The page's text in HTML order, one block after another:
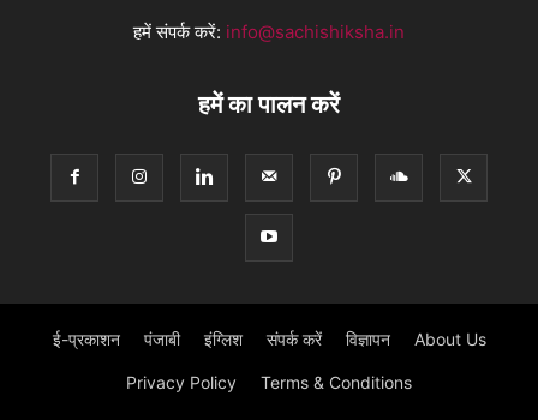
हमें संपर्क करें: info@sachishiksha.in
हमें का पालन करें
ई-प्रकाशन पंजाबी इंग्लिश संपर्क करें विज्ञापन About Us
Privacy Policy Terms & Conditions